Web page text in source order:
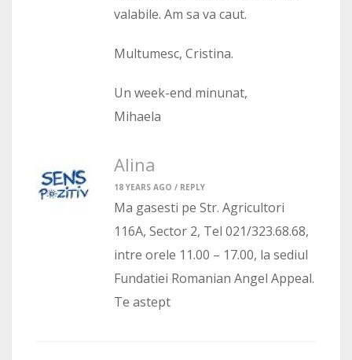
valabile. Am sa va caut.
Multumesc, Cristina.
Un week-end minunat,
Mihaela
Alina
18 YEARS AGO / REPLY
Ma gasesti pe Str. Agricultori
116A, Sector 2, Tel 021/323.68.68,
intre orele 11.00 – 17.00, la sediul
Fundatiei Romanian Angel Appeal.
Te astept